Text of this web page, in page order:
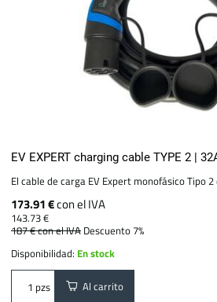
EV EXPERT charging cable TYPE 2 |
El cable de carga EV Expert monofásico Tipo
173.91 €con el IVA
143.73 €
187 €con el IVA Descuento 7%
Disponibilidad: En stock
pzs Al carrito